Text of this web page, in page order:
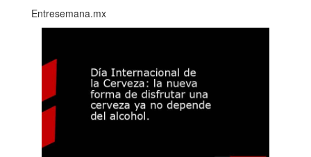
Entresemana.mx